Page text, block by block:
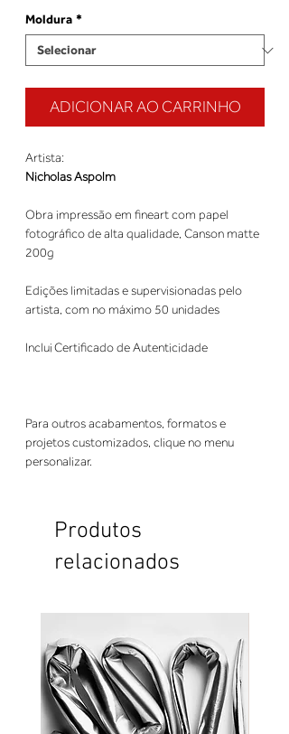
Moldura *
ADICIONAR AO CARRINHO
Artista:
Nicholas Aspolm
Obra impressão em fineart com papel
fotográfico de alta qualidade, Canson matte
200g
Edições limitadas e supervisionadas pelo
artista, com no máximo 50 unidades
Inclui Certificado de Autenticidade
Para outros acabamentos, formatos e
projetos customizados, clique no menu
personalizar.
Produtos
relacionados